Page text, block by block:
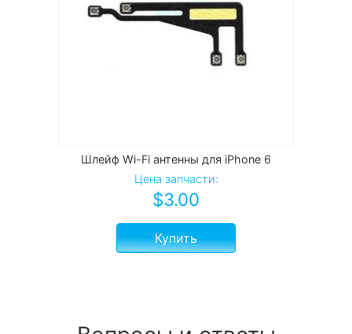
Шлейф Wi-Fi антенны для iPhone 6
Цена запчасти:
$3.00
Купить